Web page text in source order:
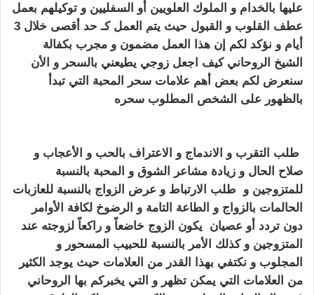
عليها بالخدام و الملوك العلويين أو السفليين و توكيلهم بعمل
عطف القلوب و القبول حيث يتم العمل كـ حد أقصى خلال 3
أيام و نؤكد لكم إن هذا العمل مضمون و مجرب بكفالة
الشيخ الروحاني كيف اجعل زوجي يطيعني بالسحر و الأن
سنعرض لكم بعض أهم علامات سحر المحبة التي تبدأ
بالظهور على الشخص المطلوب سحره
طلب التقرب و الاندماج و الاعتراف بالحب و الأعجاب و
صلاح الحال و زيادة مشاعر الشوق و المحبة بالنسبة
للمتزوجين و
طلب الارتباط و عرض الزواج بالنسبة للعازبات
الحالمات بالزواج و الطاعة التامة و الرضوخ لكافة الأوامر
دون تردد أو عصيان
يكون الزوج خاضعاً و راكعاً لزوجته عند
المتزوجين و كذلك الأمر بالنسبة للحبيب المسحور و
المجلوب و نكتفي بهذا القدر من العلامات حيث يوجد الكثير
من العلامات التي يمكن تظهر و التي يخبركم بها الروحاني